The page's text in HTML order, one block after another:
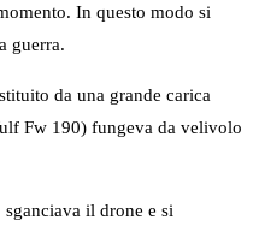
In questo modo si
guerra.
da una grande carica
Fw 190) fungeva da velivolo
il drone e si